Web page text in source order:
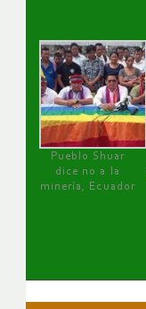
Pueblo Shuar
dice no a la
minería, Ecuador